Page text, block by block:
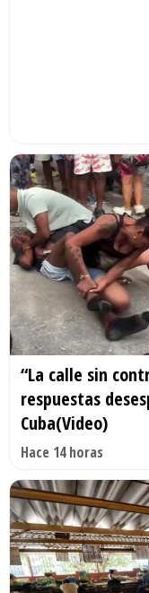
“La calle sin
respuestas
Cuba(Video)
Hace 14 horas